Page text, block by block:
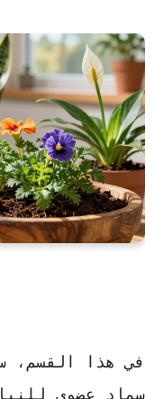
في هذا القسم،
سماد عضوي